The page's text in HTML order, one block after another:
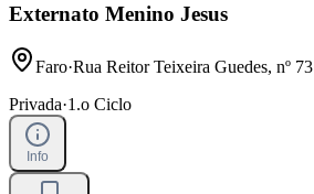
Externato Menino Jesus
Faro·Rua Reitor Teixeira Guedes, nº 73
Privada·1.o Ciclo
Info